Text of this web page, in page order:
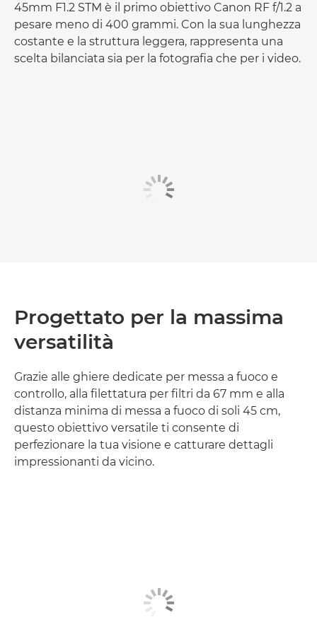
45mm F1.2 STM è il primo obiettivo Canon RF f/1.2 a
pesare meno di 400 grammi. Con la sua lunghezza
costante e la struttura leggera, rappresenta una
scelta bilanciata sia per la fotografia che per i video.
Progettato per la massima
versatilità
Grazie alle ghiere dedicate per messa a fuoco e
controllo, alla filettatura per filtri da 67 mm e alla
distanza minima di messa a fuoco di soli 45 cm,
questo obiettivo versatile ti consente di
perfezionare la tua visione e catturare dettagli
impressionanti da vicino.